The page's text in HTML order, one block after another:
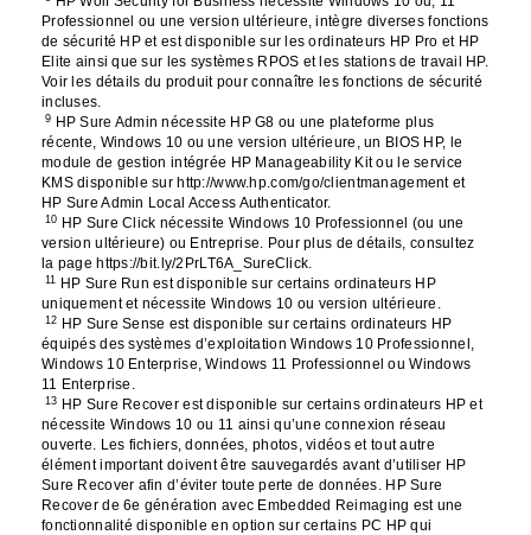
Professionnel ou une version ultérieure, intègre diverses fonctions
de sécurité HP et est disponible sur les ordinateurs HP Pro et HP
Elite ainsi que sur les systèmes RPOS et les stations de travail HP.
Voir les détails du produit pour connaître les fonctions de sécurité
incluses.
9 HP Sure Admin nécessite HP G8 ou une plateforme plus
récente, Windows 10 ou une version ultérieure, un BIOS HP, le
module de gestion intégrée HP Manageability Kit ou le service
KMS disponible sur http://www.hp.com/go/clientmanagement et
HP Sure Admin Local Access Authenticator.
10 HP Sure Click nécessite Windows 10 Professionnel (ou une
version ultérieure) ou Entreprise. Pour plus de détails, consultez
la page https://bit.ly/2PrLT6A_SureClick.
11
HP Sure Run est disponible sur certains ordinateurs HP
uniquement et nécessite Windows 10 ou version ultérieure.
12 HP Sure Sense est disponible sur certains ordinateurs HP
équipés des systèmes d’exploitation Windows 10 Professionnel,
Windows 10 Enterprise, Windows 11 Professionnel ou Windows
11 Enterprise.
13 HP Sure Recover est disponible sur certains ordinateurs HP et
nécessite Windows 10 ou 11 ainsi qu’une connexion réseau
ouverte. Les fichiers, données, photos, vidéos et tout autre
élément important doivent être sauvegardés avant d’utiliser HP
Sure Recover afin d’éviter toute perte de données. HP Sure
Recover de 6e génération avec Embedded Reimaging est une
fonctionnalité disponible en option sur certains PC HP qui